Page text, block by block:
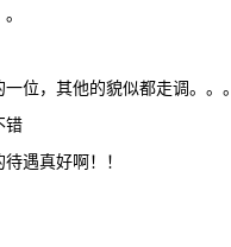
位，其他的貌似都走调。。。
错
遇真好啊！！